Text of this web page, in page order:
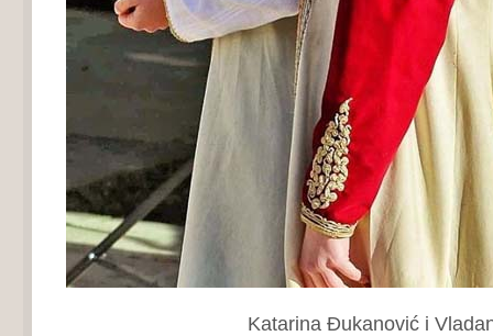
Katarina Đukanović i Vladana